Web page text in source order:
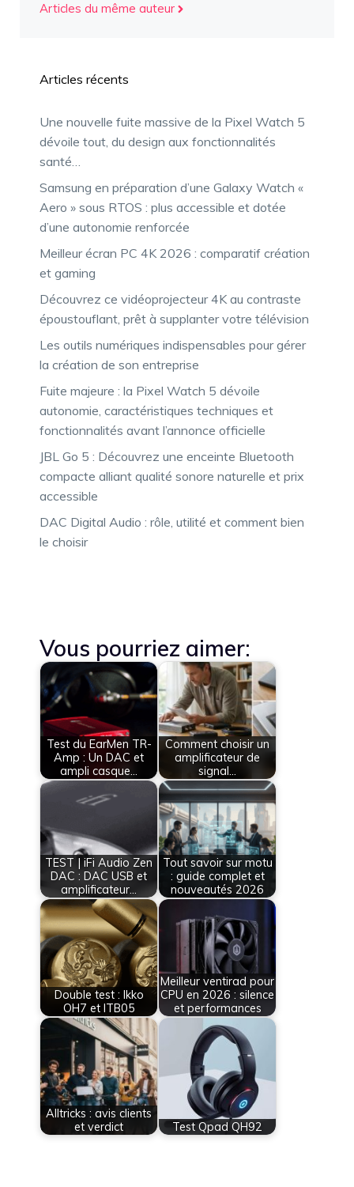
Articles du même auteur
Articles récents
Une nouvelle fuite massive de la Pixel Watch 5
dévoile tout, du design aux fonctionnalités
santé…
Samsung en préparation d’une Galaxy Watch «
Aero » sous RTOS : plus accessible et dotée
d’une autonomie renforcée
Meilleur écran PC 4K 2026 : comparatif création
et gaming
Découvrez ce vidéoprojecteur 4K au contraste
époustouflant, prêt à supplanter votre télévision
Les outils numériques indispensables pour gérer
la création de son entreprise
Fuite majeure : la Pixel Watch 5 dévoile
autonomie, caractéristiques techniques et
fonctionnalités avant l’annonce officielle
JBL Go 5 : Découvrez une enceinte Bluetooth
compacte alliant qualité sonore naturelle et prix
accessible
DAC Digital Audio : rôle, utilité et comment bien
le choisir
Vous pourriez aimer:
Test du EarMen TR-
Amp : Un DAC et
ampli casque…
Comment choisir un
amplificateur de
signal…
TEST | iFi Audio Zen
DAC : DAC USB et
amplificateur…
Tout savoir sur motu
: guide complet et
nouveautés 2026
Double test : Ikko
OH7 et ITB05
Meilleur ventirad pour
CPU en 2026 : silence
et performances
Alltricks : avis clients
et verdict
Test Qpad QH92